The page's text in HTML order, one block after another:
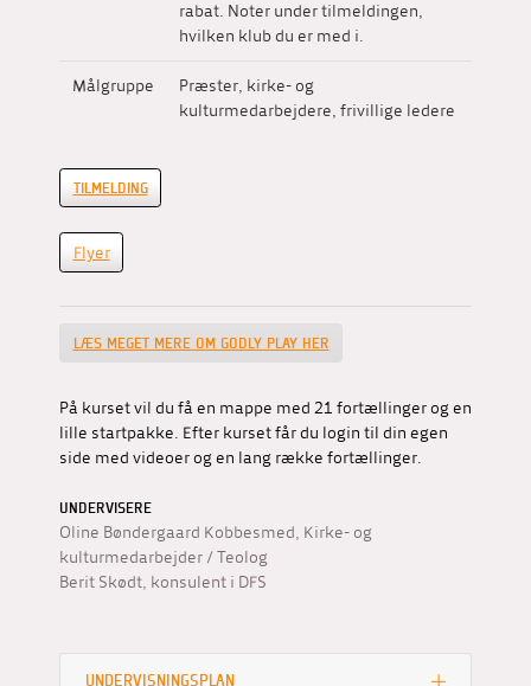
rabat. Noter under tilmeldingen,
hvilken klub du er med i.
Målgruppe
Præster, kirke- og
kulturmedarbejdere, frivillige ledere
TILMELDING
Flyer
LÆS MEGET MERE OM GODLY PLAY HER
På kurset vil du få en mappe med 21 fortællinger og en
lille startpakke. Efter kurset får du login til din egen
side med videoer og en lang række fortællinger.
UNDERVISERE
Oline Bøndergaard Kobbesmed, Kirke- og
kulturmedarbejder / Teolog
Berit Skødt, konsulent i DFS
UNDERVISNINGSPLAN